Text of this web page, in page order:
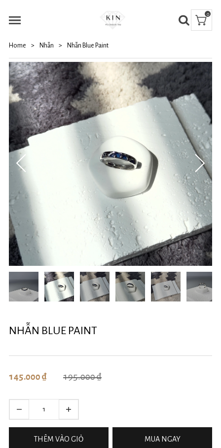
0
Home > Nhẫn > Nhẫn Blue Paint
NHẪN BLUE PAINT
195.000 ₫
145.000 ₫
THÊM VÀO GIỎ MUA NGAY